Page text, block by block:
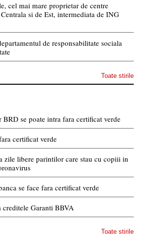
cel mai mare proprietar de centre
si de Est, intermediata de ING
de responsabilitate sociala
Toate stirile
se poate intra fara certificat verde
certificat verde
zile libere parintilor care stau cu copiii in
se face fara certificat verde
creditele Garanti BBVA
Toate stirile